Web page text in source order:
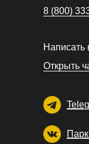
Написать
Открыть
8 (800)